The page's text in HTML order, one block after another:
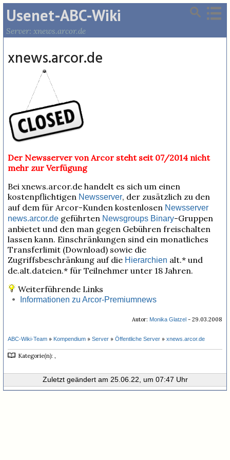
Usenet-ABC-Wiki
Server: xnews.arcor.de
xnews.arcor.de
Der Newsserver von Arcor steht seit 07/2014 nicht
mehr zur Verfügung
Bei xnews.arcor.de handelt es sich um einen
kostenpflichtigen Newsserver, der zusätzlich zu den
auf dem für Arcor-Kunden kostenlosen Newsserver
news.arcor.de geführten Newsgroups Binary-Gruppen
anbietet und den man gegen Gebühren freischalten
lassen kann. Einschränkungen sind ein monatliches
Transferlimit (Download) sowie die
Zugriffsbeschränkung auf die Hierarchien alt.* und
de.alt.dateien.* für Teilnehmer unter 18 Jahren.
Weiterführende Links
Informationen zu Arcor-Premiumnews
Autor: Monika Glatzel - 29.03.2008
ABC-Wiki-Team » Kompendium » Server » Öffentliche Server » xnews.arcor.de
Kategorie(n): ,
Zuletzt geändert am 25.06.22, um 07:47 Uhr